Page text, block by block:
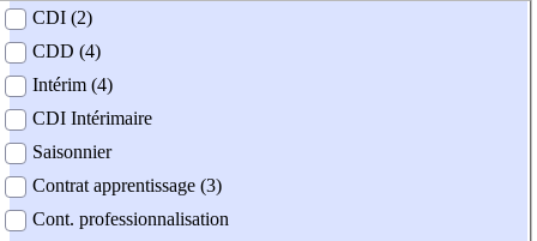
contrat
CDI (2)
CDD (4)
Intérim (4)
CDI Intérimaire
Saisonnier
Contrat apprentissage (3)
Cont. professionnalisation